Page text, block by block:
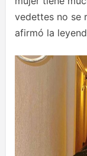
vedettes no se
afirmó la